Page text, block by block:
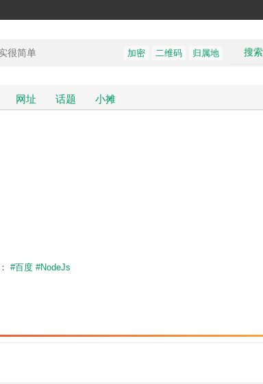
搜索
加密 二维码 归属地
网址 话题 小摊
#百度 #NodeJs